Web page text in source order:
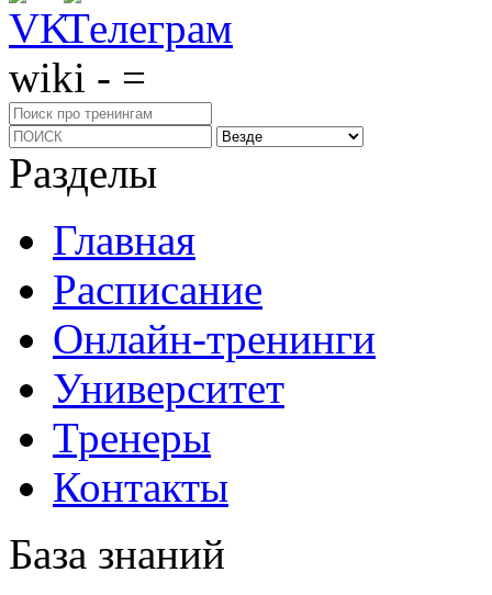
wiki - =
Разделы
Главная
Расписание
Онлайн-тренинги
Университет
Тренеры
Контакты
База знаний